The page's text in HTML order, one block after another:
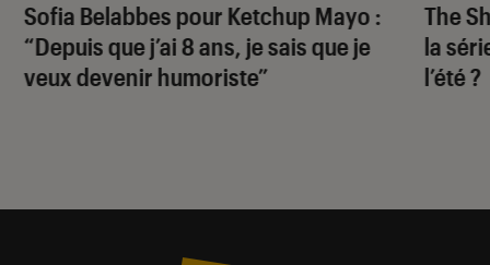
Sofia Belabbes pour Ketchup Mayo :
“Depuis que j’ai 8 ans, je sais que je
veux devenir humoriste”
The
la
l’été ?